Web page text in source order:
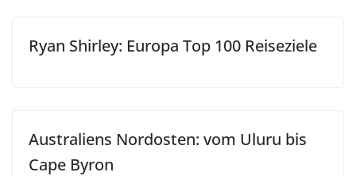
Ryan Shirley: Europa Top 100 Reiseziele
Australiens Nordosten: vom Uluru bis
Cape Byron